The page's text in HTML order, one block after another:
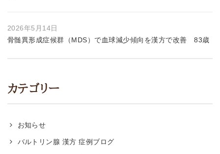
2026年5月14日
骨髄異形成症候群（MDS）で血球減少傾向を漢方で改善 83歳
カテゴリー
お知らせ
バルトリン腺 漢方 症例ブログ